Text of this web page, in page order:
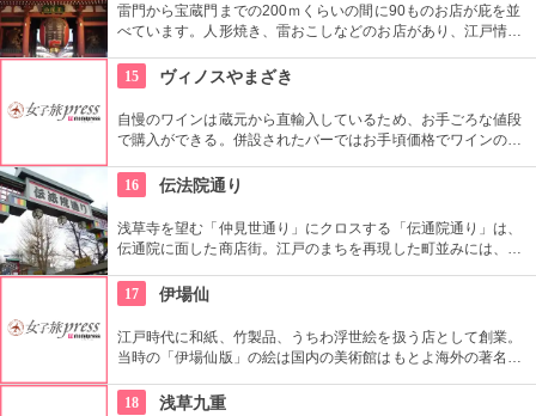
雷門から宝蔵門までの200ｍくらいの間に90ものお店が庇を並
べています。人形焼き、雷おこしなどのお店があり、江戸情緒
15
ヴィノスやまざき
自慢のワインは蔵元から直輸入しているため、お手ごろな値段
で購入ができる。併設されたバーではお手頃価格でワインのテ
16
伝法院通り
浅草寺を望む「仲見世通り」にクロスする「伝通院通り」は、
伝通院に面した商店街。江戸のまちを再現した町並みには、屋
あります。多彩なお店が並んでいて、買い物や食事も楽しめま
す。
17 伊場仙
江戸時代に和紙、竹製品、うちわ浮世絵を扱う店として創業。
当時の「伊場仙版」の絵は国内の美術館はもとよ海外の著名美
などを取り扱っている。
18 浅草九重